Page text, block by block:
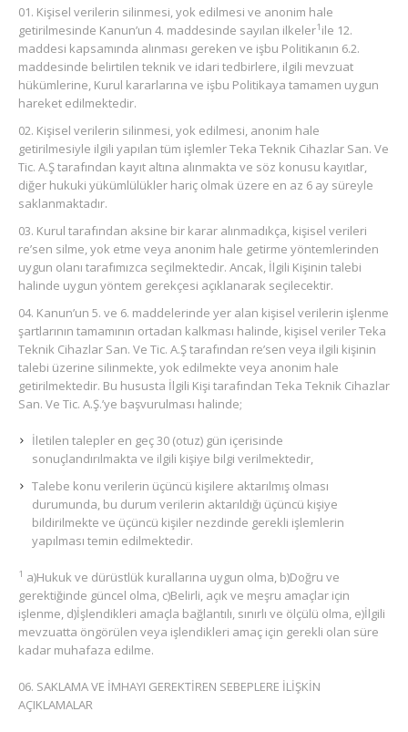
Kişisel verilerin silinmesi, yok edilmesi ve anonim hale
getirilmesinde Kanun’un 4. maddesinde sayılan ilkeler1 ile 12.
maddesi kapsamında alınması gereken ve işbu Politikanın 6.2.
maddesinde belirtilen teknik ve idari tedbirlere, ilgili mevzuat
hükümlerine, Kurul kararlarına ve işbu Politikaya tamamen uygun
hareket edilmektedir.
Kişisel verilerin silinmesi, yok edilmesi, anonim hale
getirilmesiyle ilgili yapılan tüm işlemler Teka Teknik Cihazlar San. Ve
Tic. A.Ş tarafından kayıt altına alınmakta ve söz konusu kayıtlar,
diğer hukuki yükümlülükler hariç olmak üzere en az 6 ay süreyle
saklanmaktadır.
Kurul tarafından aksine bir karar alınmadıkça, kişisel verileri
re’sen silme, yok etme veya anonim hale getirme yöntemlerinden
uygun olanı tarafımızca seçilmektedir. Ancak, İlgili Kişinin talebi
halinde uygun yöntem gerekçesi açıklanarak seçilecektir.
Kanun’un 5. ve 6. maddelerinde yer alan kişisel verilerin işlenme
şartlarının tamamının ortadan kalkması halinde, kişisel veriler Teka
Teknik Cihazlar San. Ve Tic. A.Ş tarafından re’sen veya ilgili kişinin
talebi üzerine silinmekte, yok edilmekte veya anonim hale
getirilmektedir. Bu hususta İlgili Kişi tarafından Teka Teknik Cihazlar
San. Ve Tic. A.Ş.’ye başvurulması halinde;
İletilen talepler en geç 30 (otuz) gün içerisinde
sonuçlandırılmakta ve ilgili kişiye bilgi verilmektedir,
Talebe konu verilerin üçüncü kişilere aktarılmış olması
durumunda, bu durum verilerin aktarıldığı üçüncü kişiye
bildirilmekte ve üçüncü kişiler nezdinde gerekli işlemlerin
yapılması temin edilmektedir.
1 a)Hukuk ve dürüstlük kurallarına uygun olma, b)Doğru ve
gerektiğinde güncel olma, c)Belirli, açık ve meşru amaçlar için
işlenme, d)İşlendikleri amaçla bağlantılı, sınırlı ve ölçülü olma, e)İlgili
mevzuatta öngörülen veya işlendikleri amaç için gerekli olan süre
kadar muhafaza edilme.
SAKLAMA VE İMHAYI GEREKTİREN SEBEPLERE İLİŞKİN
AÇIKLAMALAR